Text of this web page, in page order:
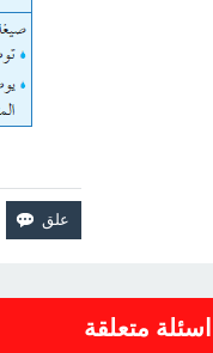
اسئلة متعلقة